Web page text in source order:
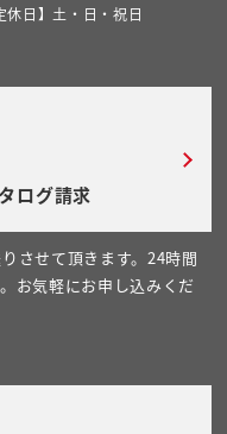
休日】土・日・祝日
ログ請求
させて頂きます。24時間
お気軽にお申し込みくだ